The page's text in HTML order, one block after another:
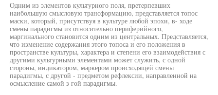
Одним из элементов культурного поля, претерпевших
наибольшую смысловую трансформацию, представляется топос
маски, который, присутствуя в культуре любой эпохи, в- ходе
смены парадигмы из относительно периферийного,
маргинального становится одним из центральных. Представляется,
что изменение содержания этого топоса и его положения в
пространстве культуры, характера и степени его взаимодействия с
другими культурными элементами может служить, с одной
стороны, индикатором, маркером происходящей смены
парадигмы, с другой - предметом рефлексии, направленной на
осмысление самой з гой парадигмы.